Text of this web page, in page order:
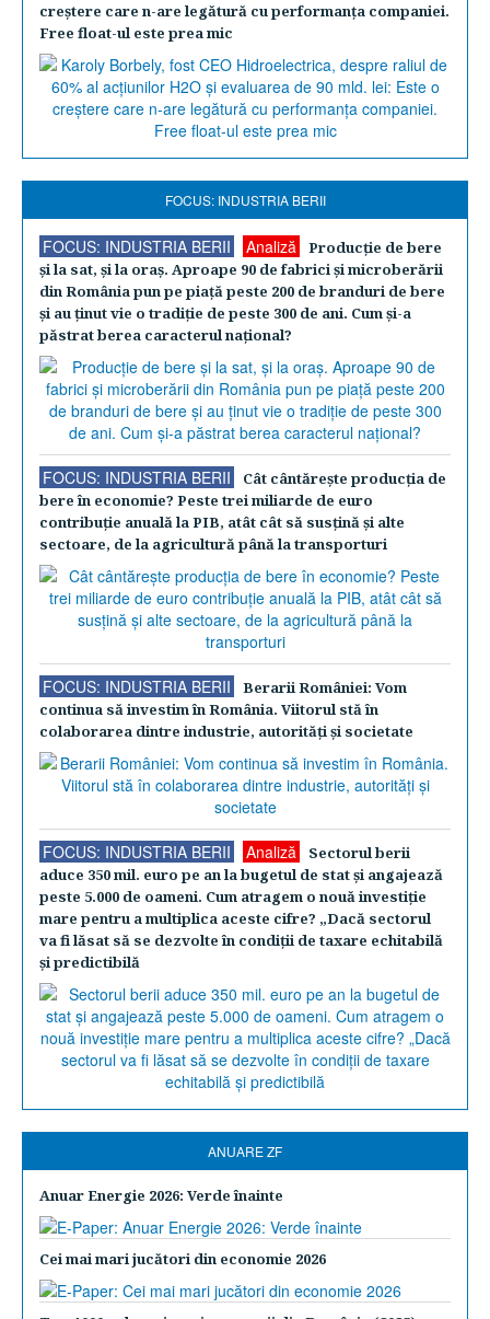
creştere care n-are legătură cu performanţa companiei.
Free float-ul este prea mic
FOCUS: INDUSTRIA BERII
FOCUS: INDUSTRIA BERII Analiză
Producţie de bere
şi la sat, şi la oraş. Aproape 90 de fabrici şi microberării
din România pun pe piaţă peste 200 de branduri de bere
şi au ţinut vie o tradiţie de peste 300 de ani. Cum şi-a
păstrat berea caracterul naţional?
FOCUS: INDUSTRIA BERII
Cât cântăreşte producţia de
bere în economie? Peste trei miliarde de euro
contribuţie anuală la PIB, atât cât să susţină şi alte
sectoare, de la agricultură până la transporturi
FOCUS: INDUSTRIA BERII
Berarii României: Vom
continua să investim în România. Viitorul stă în
colaborarea dintre industrie, autorităţi şi societate
FOCUS: INDUSTRIA BERII Analiză
Sectorul berii
aduce 350 mil. euro pe an la bugetul de stat şi angajează
peste 5.000 de oameni. Cum atragem o nouă investiţie
mare pentru a multiplica aceste cifre? „Dacă sectorul
va fi lăsat să se dezvolte în condiţii de taxare echitabilă
şi predictibilă
ANUARE ZF
Anuar Energie 2026: Verde înainte
Cei mai mari jucători din economie 2026